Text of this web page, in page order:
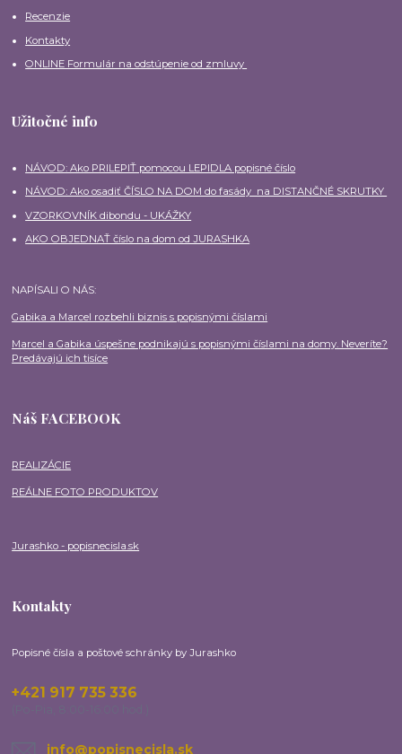
Recenzie
Kontakty
ONLINE Formulár na odstúpenie od zmluvy
Užitočné info
NÁVOD: Ako PRILEPIŤ pomocou LEPIDLA popisné číslo
NÁVOD: Ako osadiť ČÍSLO NA DOM do fasády na DISTANČNÉ SKRUTKY
VZORKOVNÍK dibondu - UKÁŽKY
AKO OBJEDNAŤ číslo na dom od JURASHKA
NAPÍSALI O NÁS:
Gabika a Marcel rozbehli biznis s popisnými číslami
Marcel a Gabika úspešne podnikajú s popisnými číslami na domy. Neveríte?
Predávajú ich tisíce
Náš FACEBOOK
REALIZÁCIE
REÁLNE FOTO PRODUKTOV
Jurashko - popisnecisla.sk
Kontakty
Popisné čísla a poštové schránky by Jurashko
+421 917 735 336
info@popisnecisla.sk